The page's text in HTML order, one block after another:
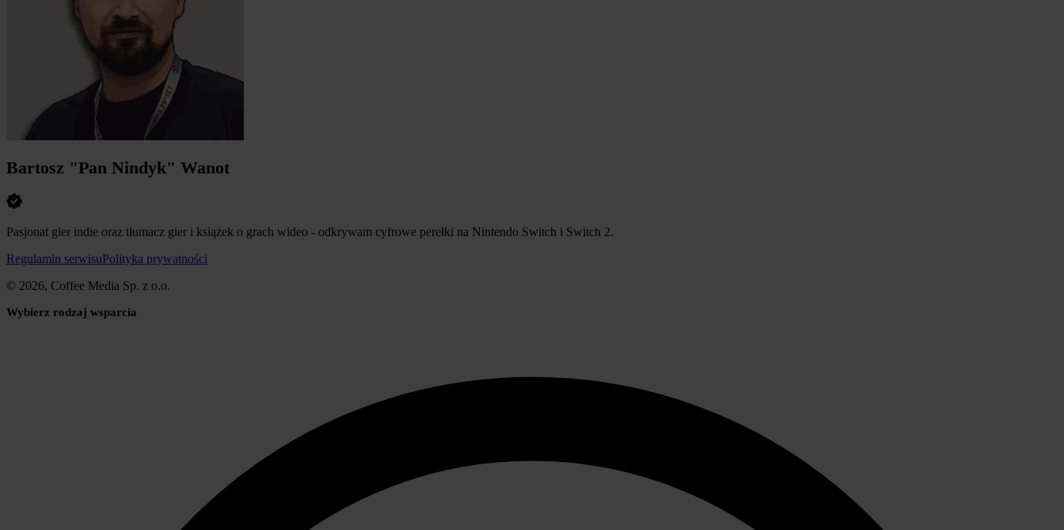
Bartosz "Pan Nindyk" Wanot
Pasjonat gier indie oraz tłumacz gier i książek o grach wideo - odkrywam cyfrowe perełki na Nintendo Switch i Switch 2.
Regulamin serwisuPolityka prywatności
© 2026, Coffee Media Sp. z o.o.
Wybierz rodzaj wsparcia